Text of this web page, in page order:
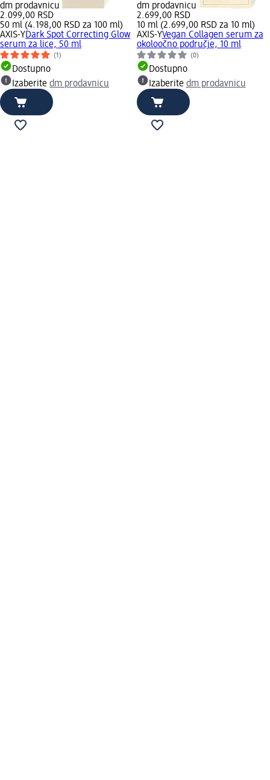
dm prodavnicu
2.099,00 RSD
50 ml (4.198,00 RSD za 100 ml)
AXIS-YDark Spot Correcting Glow
serum za lice, 50 ml
(1)
Dostupno
Izaberite dm prodavnicu
dm prodavnicu
2.699,00 RSD
10 ml (2.699,00 RSD za 10 ml)
AXIS-YVegan Collagen serum za
okoloočno područje, 10 ml
(0)
Dostupno
Izaberite dm prodavnicu